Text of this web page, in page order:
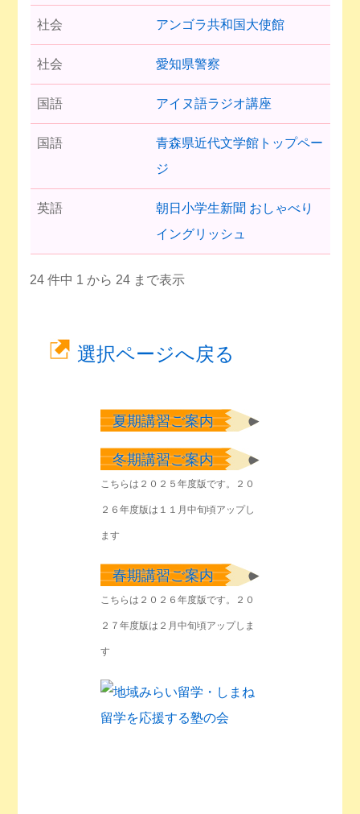
社会 アンゴラ共和国大使館
社会 愛知県警察
国語 アイヌ語ラジオ講座
国語
青森県近代文学館トップペー
ジ
英語
朝日小学生新聞 おしゃべり
イングリッシュ
24 件中 1 から 24 まで表示
選択ページへ戻る
夏期講習ご案内
冬期講習ご案内
こちらは２０２５年度版です。２０
２６年度版は１１月中旬頃アップし
ます
春期講習ご案内
こちらは２０２６年度版です。２０
２７年度版は２月中旬頃アップしま
す